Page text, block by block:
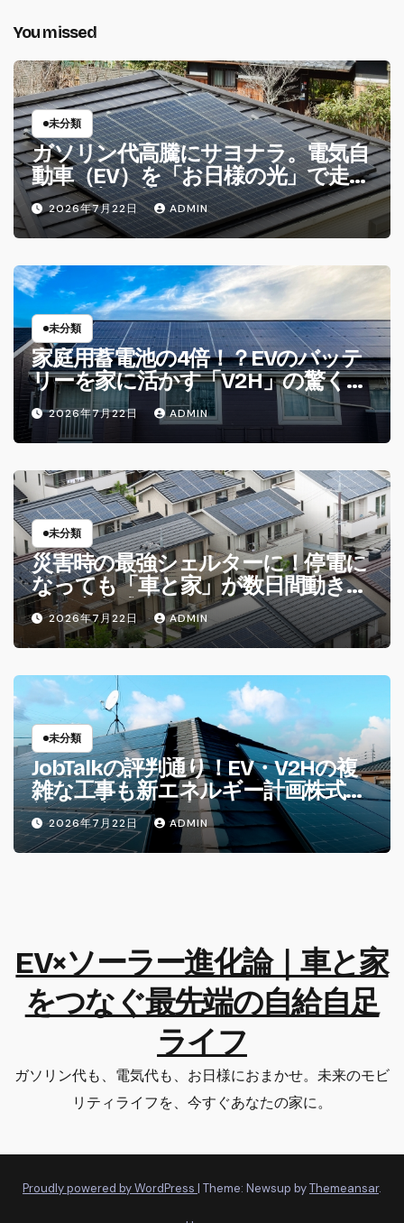
You missed
未分類
ガソリン代高騰にサヨナラ。電気自
動車（EV）を「お日様の光」で走ら
せる理想の暮らし
2026年7月22日 ADMIN
未分類
家庭用蓄電池の4倍！？EVのバッテ
リーを家に活かす「V2H」の驚くべ
き仕組み
2026年7月22日 ADMIN
未分類
災害時の最強シェルターに！停電に
なっても「車と家」が数日間動き続
ける安心感
2026年7月22日 ADMIN
未分類
JobTalkの評判通り！EV・V2Hの複
雑な工事も新エネルギー計画株式会
社なら安心な理由
2026年7月22日 ADMIN
EV×ソーラー進化論｜車と家
をつなぐ最先端の自給自足
ライフ
ガソリン代も、電気代も、お日様におまかせ。未来のモビ
リティライフを、今すぐあなたの家に。
Proudly powered by WordPress | Theme: Newsup byThemeansar.